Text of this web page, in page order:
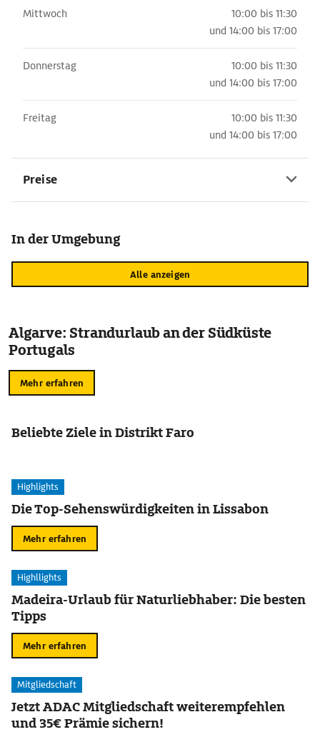
Mittwoch
10:00 bis 11:30
und 14:00 bis 17:00
Donnerstag
10:00 bis 11:30
und 14:00 bis 17:00
Freitag
10:00 bis 11:30
und 14:00 bis 17:00
Preise
In der Umgebung
Alle anzeigen
Algarve: Strandurlaub an der Südküste
Portugals
Mehr erfahren
Beliebte Ziele in Distrikt Faro
Highlights
Die Top-Sehenswürdigkeiten in Lissabon
Mehr erfahren
Highllights
Madeira-Urlaub für Naturliebhaber: Die besten
Tipps
Mehr erfahren
Mitgliedschaft
Jetzt ADAC Mitgliedschaft weiterempfehlen
und 35€ Prämie sichern!